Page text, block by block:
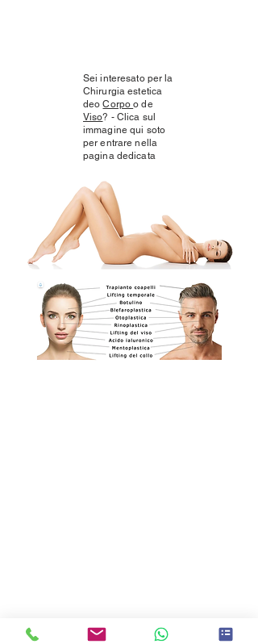
Sei interesato per la
Chirurgia estetica
deoCorpoo de
Viso? - Clica sul
immagine qui soto
per entrare nella
pagina dedicata